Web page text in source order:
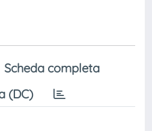
Scheda completa
(DC)